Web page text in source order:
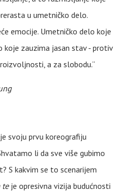
u umetničko delo.
emocije. Umetničko delo koje
koje zauzima jasan stav - protiv
a za slobodu.“
svoju prvu koreografiju
li da sve više gubimo
S kakvim se to scenarijem
teje opresivna vizija budućnosti